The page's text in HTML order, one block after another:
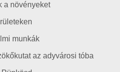
a növényeket
munkák
az adyvárosi tóba